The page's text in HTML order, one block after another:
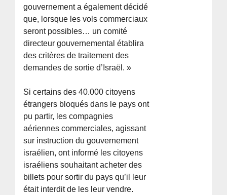
gouvernement a également décidé
que, lorsque les vols commerciaux
seront possibles… un comité
directeur gouvernemental établira
des critères de traitement des
demandes de sortie d’Israël. »
Si certains des 40.000 citoyens
étrangers bloqués dans le pays ont
pu partir, les compagnies
aériennes commerciales, agissant
sur instruction du gouvernement
israélien, ont informé les citoyens
israéliens souhaitant acheter des
billets pour sortir du pays qu’il leur
était interdit de les leur vendre.